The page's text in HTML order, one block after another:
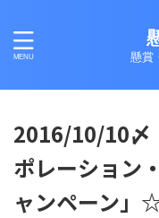
懸賞
2016/10/10〆
ポレーション
ャンペーン」